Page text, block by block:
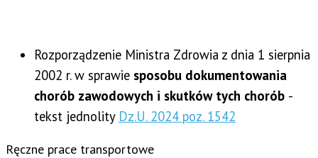
Rozporządzenie Ministra Zdrowia z dnia 1 sierpnia
2002 r. w sprawie sposobu dokumentowania
chorób zawodowych i skutków tych chorób -
tekst jednolity Dz.U. 2024 poz. 1542
Ręczne prace transportowe